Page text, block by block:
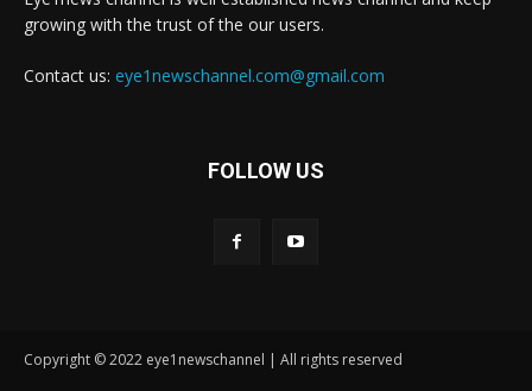
growing with the trust of the our users.
Contact us: eye1newschannel.com@gmail.com
FOLLOW US
Copyright © 2022 eye1newschannel | All rights reserved